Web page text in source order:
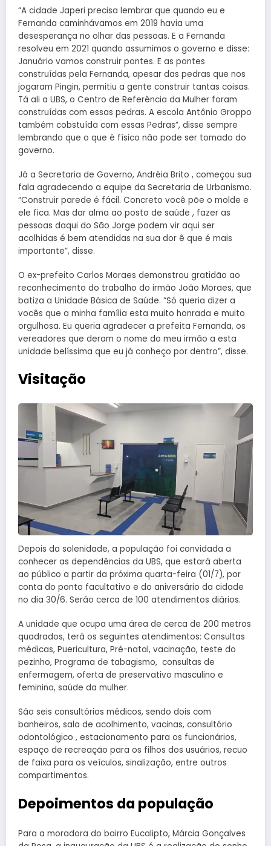
“A cidade Japeri precisa lembrar que quando eu e
Fernanda caminhávamos em 2019 havia uma
desesperança no olhar das pessoas. E a Fernanda
resolveu em 2021 quando assumimos o governo e disse:
Januário vamos construir pontes. E as pontes
construídas pela Fernanda, apesar das pedras que nos
jogaram Pingin, permitiu a gente construir tantas coisas.
Tá ali a UBS, o Centro de Referência da Mulher foram
construídas com essas pedras. A escola Antônio Groppo
também cobstuída com essas Pedras”, disse sempre
lembrando que o que é físico não pode ser tomado do
governo.
Já a Secretaria de Governo, Andréia Brito , começou sua
fala agradecendo a equipe da Secretaria de Urbanismo.
“Construir parede é fácil. Concreto você põe o molde e
ele fica. Mas dar alma ao posto de saúde , fazer as
pessoas daqui do São Jorge podem vir aqui ser
acolhidas é bem atendidas na sua dor ê que é mais
importante”, disse.
O ex-prefeito Carlos Moraes demonstrou gratidão ao
reconhecimento do trabalho do irmão João Moraes, que
batiza a Unidade Básica de Saúde. “Só queria dizer a
vocês que a minha família esta muito honrada e muito
orgulhosa. Eu queria agradecer a prefeita Fernanda, os
vereadores que deram o nome do meu irmão a esta
unidade belíssima que eu já conheço por dentro”, disse.
Visitação
Depois da solenidade, a população foi convidada a
conhecer as dependências da UBS, que estará aberta
ao público a partir da próxima quarta-feira (01/7), por
conta do ponto facultativo e do aniversário da cidade
no dia 30/6. Serão cerca de 100 atendimentos diários.
A unidade que ocupa uma área de cerca de 200 metros
quadrados, terá os seguintes atendimentos: Consultas
médicas, Puericultura, Pré-natal, vacinação, teste do
pezinho, Programa de tabagismo, consultas de
enfermagem, oferta de preservativo masculino e
feminino, saúde da mulher.
São seis consultórios médicos, sendo dois com
banheiros, sala de acolhimento, vacinas, consultório
odontológico , estacionamento para os funcionários,
espaço de recreação para os filhos dos usuários, recuo
de faixa para os veículos, sinalização, entre outros
compartimentos.
Depoimentos da população
Para a moradora do bairro Eucalipto, Márcia Gonçalves